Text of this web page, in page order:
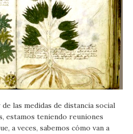
las medidas de distancia social
estamos teniendo reuniones
a veces, sabemos cómo van a